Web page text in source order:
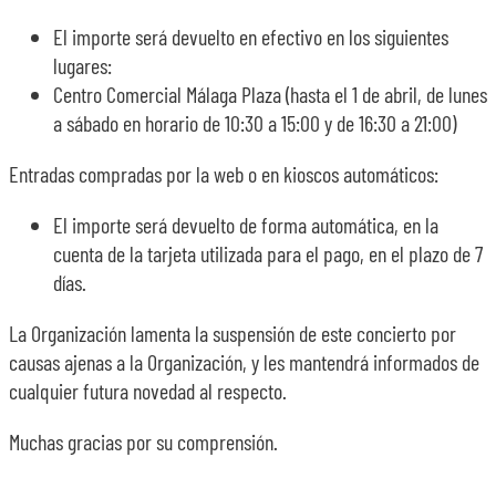
TRANSPARENCIA
El importe será devuelto en efectivo en los siguientes
lugares:
Centro Comercial Málaga Plaza (hasta el 1 de abril, de lunes
a sábado en horario de 10:30 a 15:00 y de 16:30 a 21:00)
Entradas compradas por la web o en kioscos automáticos:
El importe será devuelto de forma automática, en la
cuenta de la tarjeta utilizada para el pago, en el plazo de 7
días.
La Organización lamenta la suspensión de este concierto por
causas ajenas a la Organización, y les mantendrá informados de
cualquier futura novedad al respecto.
Muchas gracias por su comprensión.